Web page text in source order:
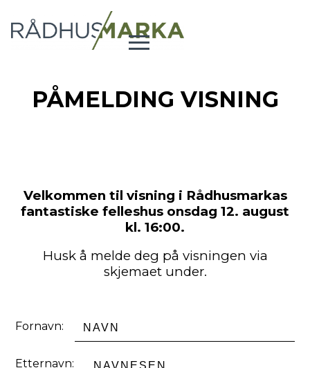
PÅMELDING VISNING
Velkommen til visning i Rådhusmarkas
fantastiske felleshus onsdag 12. august
kl. 16:00.
Husk å melde deg på visningen via
skjemaet under.
Fornavn:
Etternavn: